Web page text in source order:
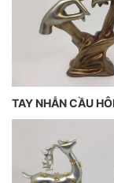
TAY NHẪN CẦU